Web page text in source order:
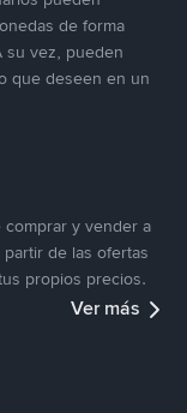
de forma
su vez, pueden
que deseen en un
comprar y vender a
de las ofertas
propios precios.
Ver más